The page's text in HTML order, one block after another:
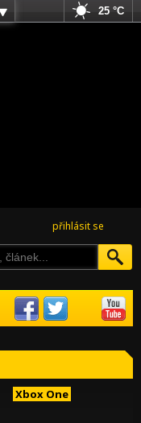
přihlásit se
Xbox One
25 °C